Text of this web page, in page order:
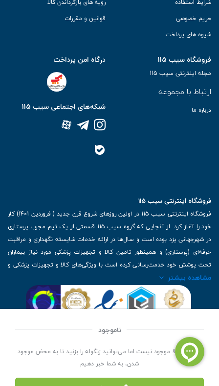
ناموجود
این کالا فعلا موجود نیست اما می‌توانید زنگوله را بزنید تا به محض موجود
شدن، به شما خبر دهیم
حریم خصوصی
شیوه های پرداخت
قوانین و مقررات
فروشگاه سیب 115
مجله اینترنتی سیب 115
ارتباط با مجموعه
درباره ما
درگاه امن پرداخت
شبکه‌های اجتماعی سیب 115
فروشگاه اینترنتی سیب 115
فروشگاه اینترنتی سیب 115 در اولین روزهای شروع قرن جدید ( فروردین 1401) کار
خود را آغاز کرد. از آنجایی که گروه سیب 115 قسمتی از یک تیم مجرب پرستاری
در شهرجهانی یزد بوده است و سال‌ها در ارائه خدمات شایسته نگهداری و مراقبت
حرفه‌ای (پرستاری) و همینطور تامین کالا و تجهیزات پزشکی مورد نیاز بیماران
تحت پوشش خود خدمت‌رسانی کرده است با ویژگی‌های کالا و تجهیزات پزشکی و
برترین برندهای موجود در بازار اطلاعات بسیار ارزشمندی را دارا می‌باشد
| تلفن تماس : 36333383-035 | ایمیل: Info@Sib115.com
مشاهده بیشتر
کلیه حقوق این سایت متعلق به سیب 115 ( فروشگاه لوازم پزشکی سیب 115 ) است، توسعه و
کدنویسی توسطسپکام سیستم